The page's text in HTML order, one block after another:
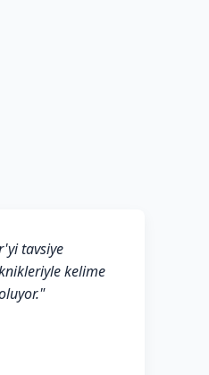
tavsiye
kelime